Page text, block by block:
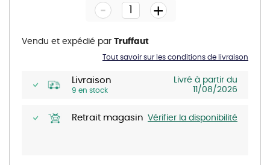
gallery
Livraison
9 en stock
Livré à partir du
11/08/2026
Retrait magasin Vérifier la disponibilité
- +
Tout savoir sur les conditions de livraison
Vendu et expédié par Truffaut